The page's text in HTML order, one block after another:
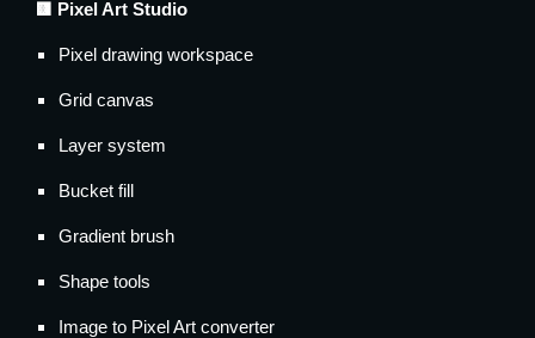
🟨 Pixel Art Studio
Pixel drawing workspace
Grid canvas
Layer system
Bucket fill
Gradient brush
Shape tools
Image to Pixel Art converter